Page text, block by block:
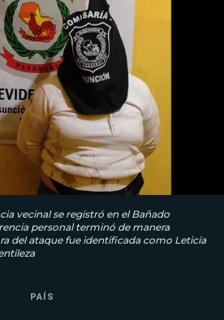
vecinal se registró en el Bañado
personal terminó de manera
del ataque fue identificada como Leticia
PAÍS